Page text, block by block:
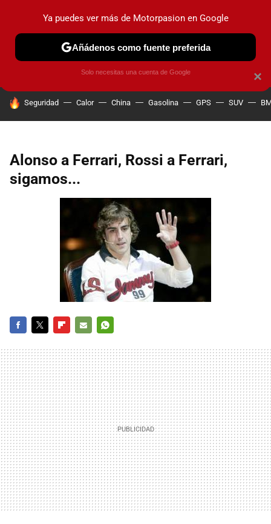
PRUEBAS COCHES ELÉCTRICOS OBSERVATORIO
HOY SE HABLA DE
Seguridad Calor China Gasolina GPS SUV
Alonso a Ferrari, Rossi a Ferrari,
sigamos...
MAIL
×
Ya puedes ver más de Motorpasion en Google
Añádenos como fuente preferida
Solo necesitas una cuenta de Google